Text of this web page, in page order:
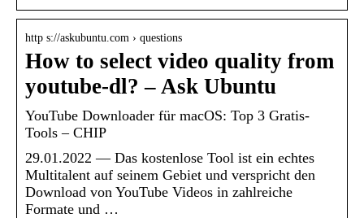
http s://askubuntu.com › questions
How to select video quality from
youtube-dl? – Ask Ubuntu
YouTube Downloader für macOS: Top 3 Gratis-
Tools – CHIP
29.01.2022 — Das kostenlose Tool ist ein echtes
Multitalent auf seinem Gebiet und verspricht den
Download von YouTube Videos in zahlreiche
Formate und …